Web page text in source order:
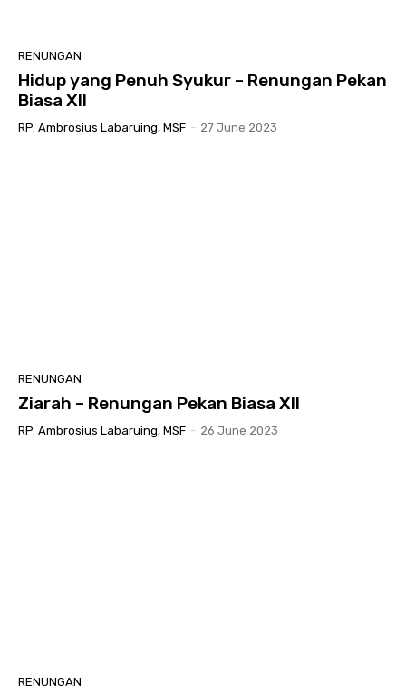
RENUNGAN
Hidup yang Penuh Syukur – Renungan Pekan
Biasa XII
RP. Ambrosius Labaruing, MSF - 27 June 2023
RENUNGAN
Ziarah – Renungan Pekan Biasa XII
RP. Ambrosius Labaruing, MSF - 26 June 2023
RENUNGAN